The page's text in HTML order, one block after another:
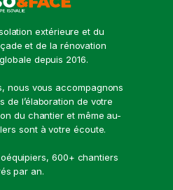
extérieure et du
et de la rénovation
depuis 2016.
nous vous accompagnons
de l’élaboration de votre
du chantier et même au-
sont à votre écoute.
600+ chantiers
par an.